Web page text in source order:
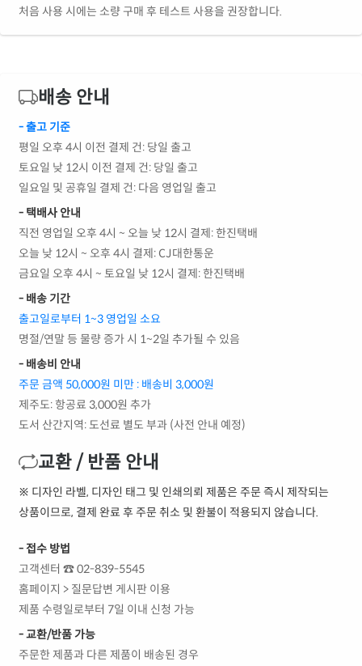
처음 사용 시에는 소량 구매 후 테스트 사용을 권장합니다.
배송 안내
- 출고 기준
평일 오후 4시 이전 결제 건: 당일 출고
토요일 낮 12시 이전 결제 건: 당일 출고
일요일 및 공휴일 결제 건: 다음 영업일 출고
- 택배사 안내
직전 영업일 오후 4시 ~ 오늘 낮 12시 결제: 한진택배
오늘 낮 12시 ~ 오후 4시 결제: CJ대한통운
금요일 오후 4시 ~ 토요일 낮 12시 결제: 한진택배
- 배송 기간
출고일로부터 1~3 영업일 소요
명절/연말 등 물량 증가 시 1~2일 추가될 수 있음
- 배송비 안내
주문 금액 50,000원 미만 : 배송비 3,000원
제주도: 항공료 3,000원 추가
도서 산간지역: 도선료 별도 부과 (사전 안내 예정)
교환 / 반품 안내
※ 디자인 라벨, 디자인 태그 및 인쇄의뢰 제품은 주문 즉시 제작되는
상품이므로, 결제 완료 후 주문 취소 및 환불이 적용되지 않습니다.
- 접수 방법
고객센터 ☎ 02-839-5545
홈페이지 > 질문답변 게시판 이용
제품 수령일로부터 7일 이내 신청 가능
- 교환/반품 가능
주문한 제품과 다른 제품이 배송된 경우